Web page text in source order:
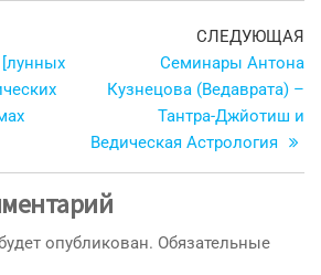
[лунных
СЛЕДУЮЩАЯ
Семинары Антона
Кузнецова (Ведаврата) –
Тантра-Джйотиш и
Ведическая Астрология
опубликован. Обязательные